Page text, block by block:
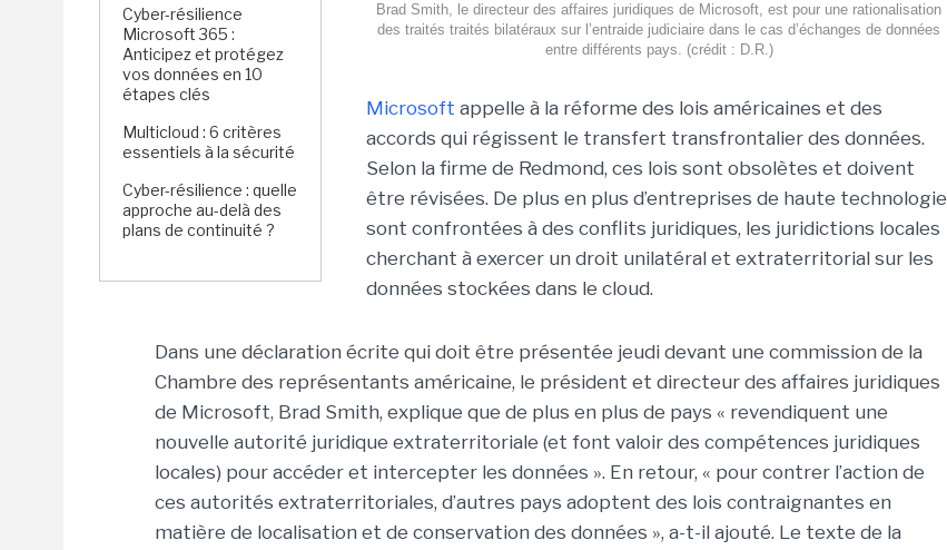
Cyber-résilience
Microsoft 365 :
Anticipez et protégez
vos données en 10
étapes clés
Multicloud : 6 critères
essentiels à la sécurité
Cyber-résilience : quelle
approche au-delà des
plans de continuité ?
Brad Smith, le directeur des affaires juridiques de Microsoft, est pour une rationalisation
des traités traités bilatéraux sur l’entraide judiciaire dans le cas d’échanges de données
entre différents pays. (crédit : D.R.)
Microsoft appelle à la réforme des lois américaines et des
accords qui régissent le transfert transfrontalier des données.
Selon la firme de Redmond, ces lois sont obsolètes et doivent
être révisées. De plus en plus d’entreprises de haute technologie
sont confrontées à des conflits juridiques, les juridictions locales
cherchant à exercer un droit unilatéral et extraterritorial sur les
données stockées dans le cloud.
Dans une déclaration écrite qui doit être présentée jeudi devant une commission de la
Chambre des représentants américaine, le président et directeur des affaires juridiques
de Microsoft, Brad Smith, explique que de plus en plus de pays « revendiquent une
nouvelle autorité juridique extraterritoriale (et font valoir des compétences juridiques
locales) pour accéder et intercepter les données ». En retour, « pour contrer l’action de
ces autorités extraterritoriales, d’autres pays adoptent des lois contraignantes en
matière de localisation et de conservation des données », a-t-il ajouté. Le texte de la